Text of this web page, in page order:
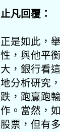
止凡回覆：
正是如此，
性，與他平
大，銀行看
地分析研究
跌，跑贏跑
作。當然，
股票，但有